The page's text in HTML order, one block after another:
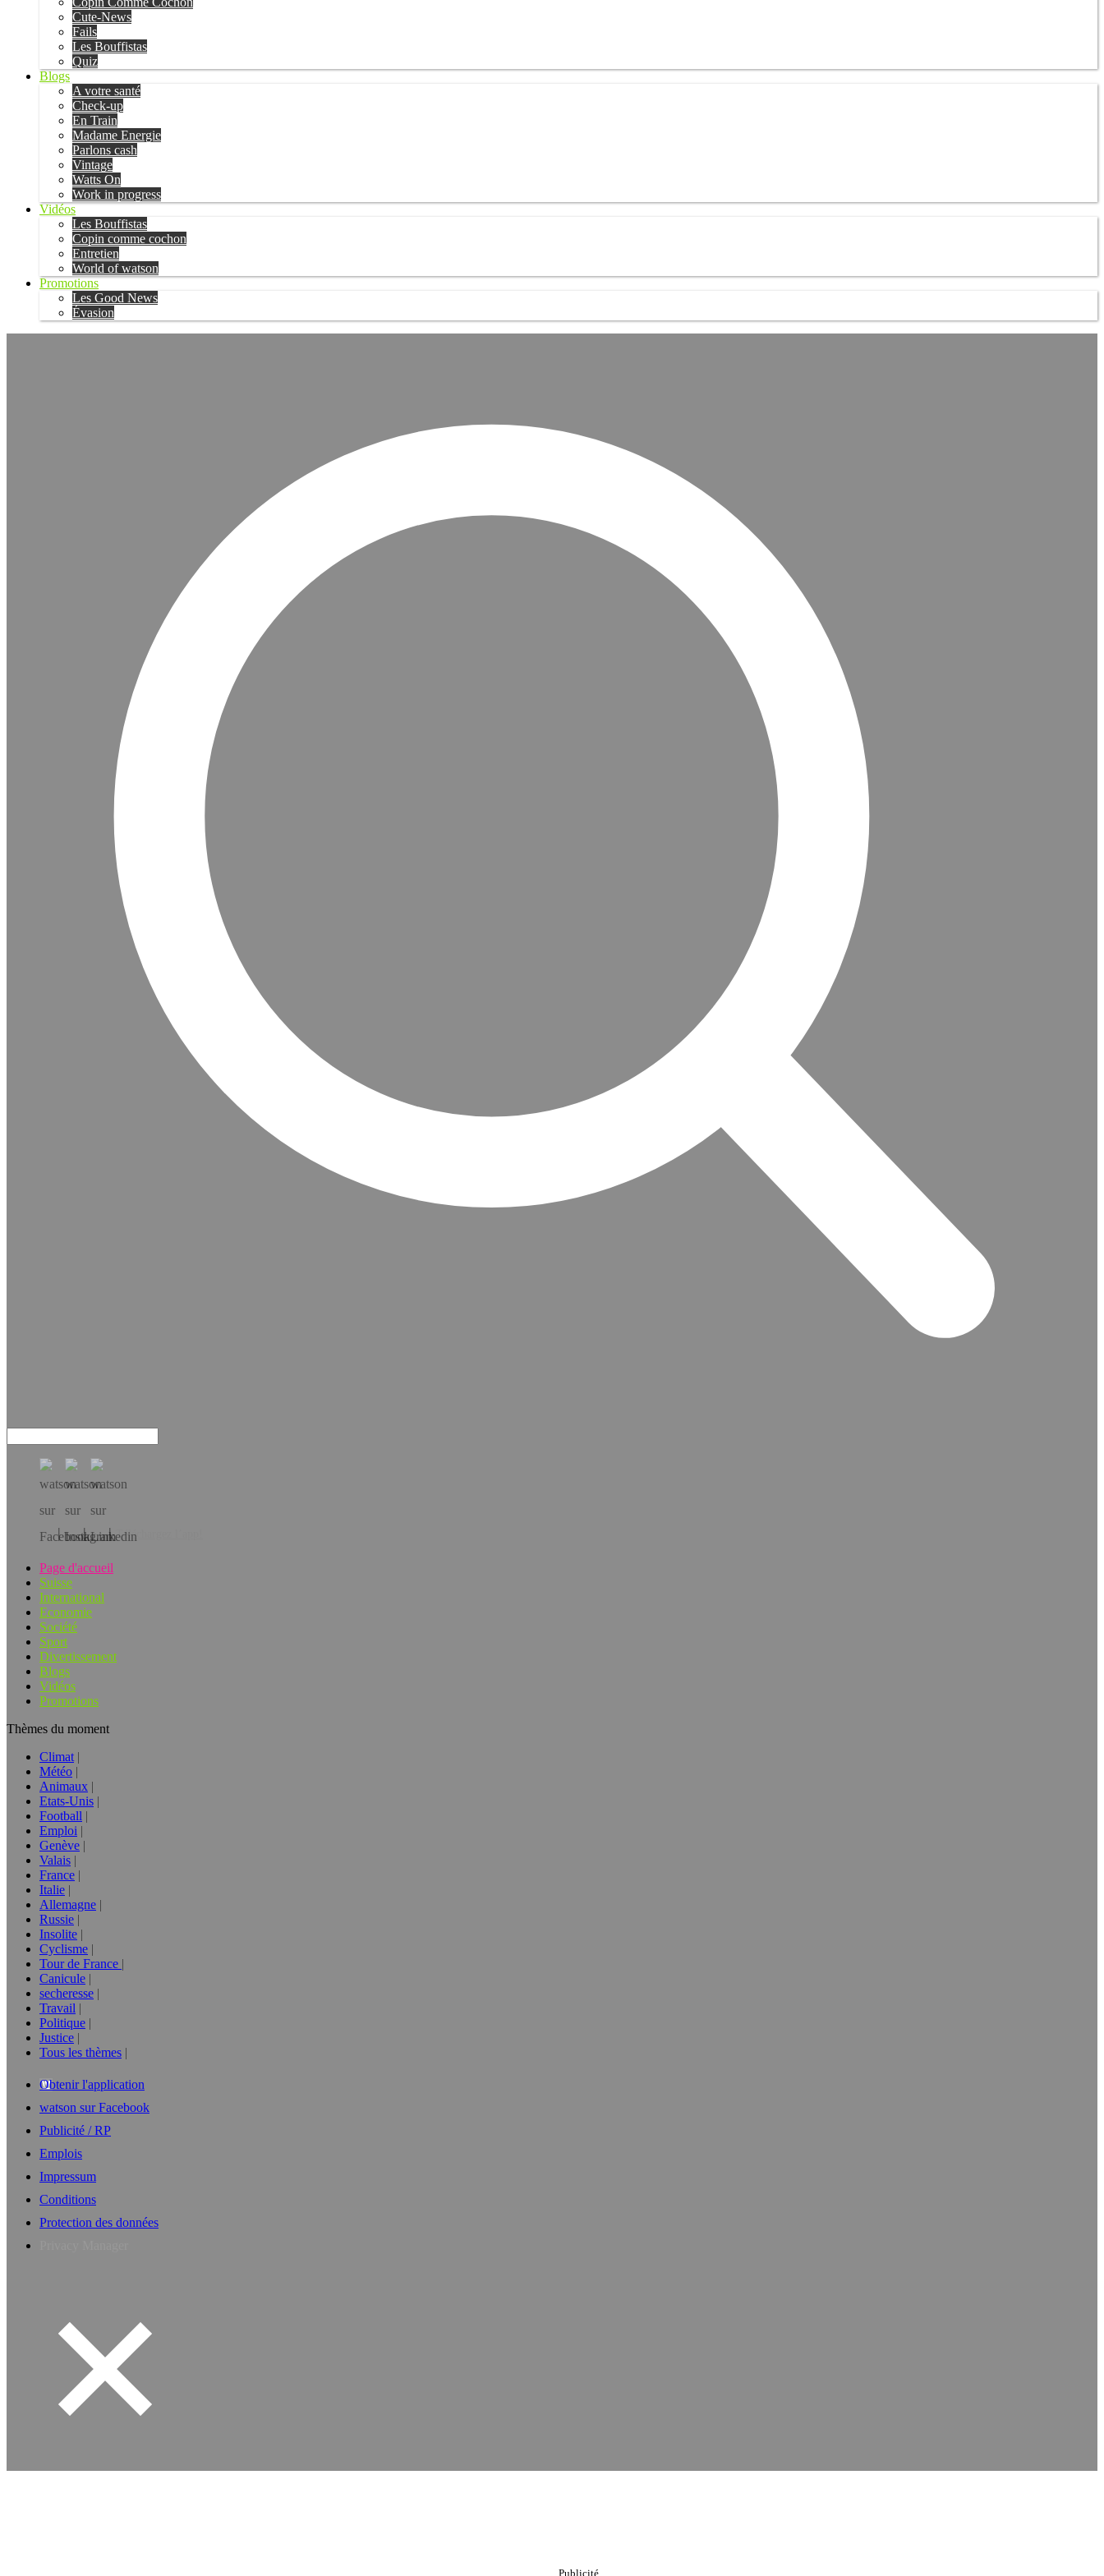
Cute-News
Fails
Les Bouffistas
Quiz
Blogs
A votre santé
Check-up
En Train
Madame Energie
Parlons cash
Vintage
Watts On
Work in progress
Vidéos
Les Bouffistas
Copin comme cochon
Entretien
World of watson
Promotions
Les Good News
Évasion
Téléchargez l’app!
Page d'accueil
Suisse
International
Economie
Société
Sport
Divertissement
Blogs
Vidéos
Promotions
Thèmes du moment
Climat
Météo
Animaux
Etats-Unis
Football
Emploi
Genève
Valais
France
Italie
Allemagne
Russie
Insolite
Cyclisme
Tour de France
Canicule
secheresse
Travail
Politique
Justice
Tous les thèmes
Obtenir l'application
watson sur Facebook
Publicité / RP
Emplois
Impressum
Conditions
Protection des données